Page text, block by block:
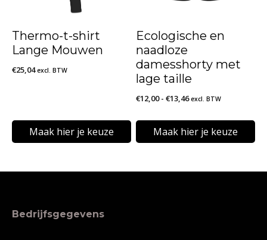
gekozen
productpagina
gekozen
worden
op
de
productpagina
Thermo-t-shirt
Lange Mouwen
€25,04 excl. BTW
Maak hier je keuze
product
meerdere
Ecologische en
naadloze
damesshorty met
lage taille
€12,00 - €13,46Prijsklasse:
tot
€13,46
excl. BTW
Maak hier je keuze
product
Bedrijfsgegevens